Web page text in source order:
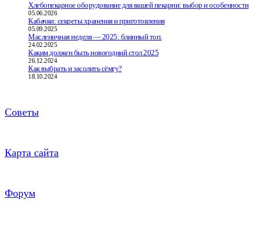
Хлебопекарное оборудование для вашей пекарни: выбор и особенности
05.06.2026
Кабачки: секреты хранения и приготовления
05.09.2025
Масленичная неделя — 2025: блинный топ.
24.02.2025
Каким должен быть новогодний стол 2025
26.12.2024
Как выбрать и засолить сёмгу?
18.10.2024
Советы
Карта сайта
Форум